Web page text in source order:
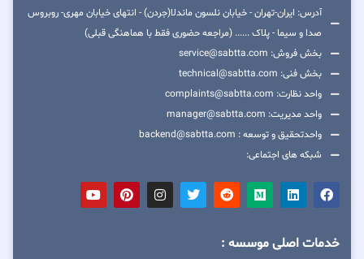
آدرس: ایران-تهران - خیابان نلسون ماندلا(جردن) - انتهای خیابان مهری- روبروس
صدا و سیما - پلاک ...... (مراجعه حضوری فقط با هماهنگی قبلی)
بخش فروش: service@sabtta.com
بخش فنی: technical@sabtta.com
واحد نظارت: complaints@sabtta.com
واحد مدیریت: manager@sabtta.com
واحدتحقیق و توسعه : backend@sabtta.com
شبکه های اجتماعی:
خدمات اصلی موسسه :